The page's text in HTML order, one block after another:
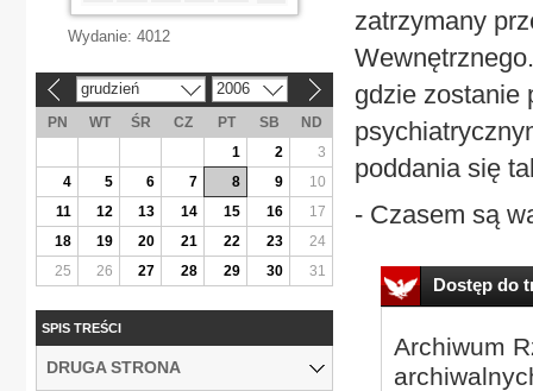
zatrzymany
gdzie zostanie
poddania się
- Czasem są
Dostęp do
Archiwum
Wydanie: 4012
grudzień 2006
PN WT ŚR CZ PT SB
ND
1
2
3
4
5 6 7 8 9
10
11
12 13 14 15 16
17
18
19 20 21 22 23
24
25
26 27 28 29 30 31
SPIS TREŚCI
DRUGA STRONA